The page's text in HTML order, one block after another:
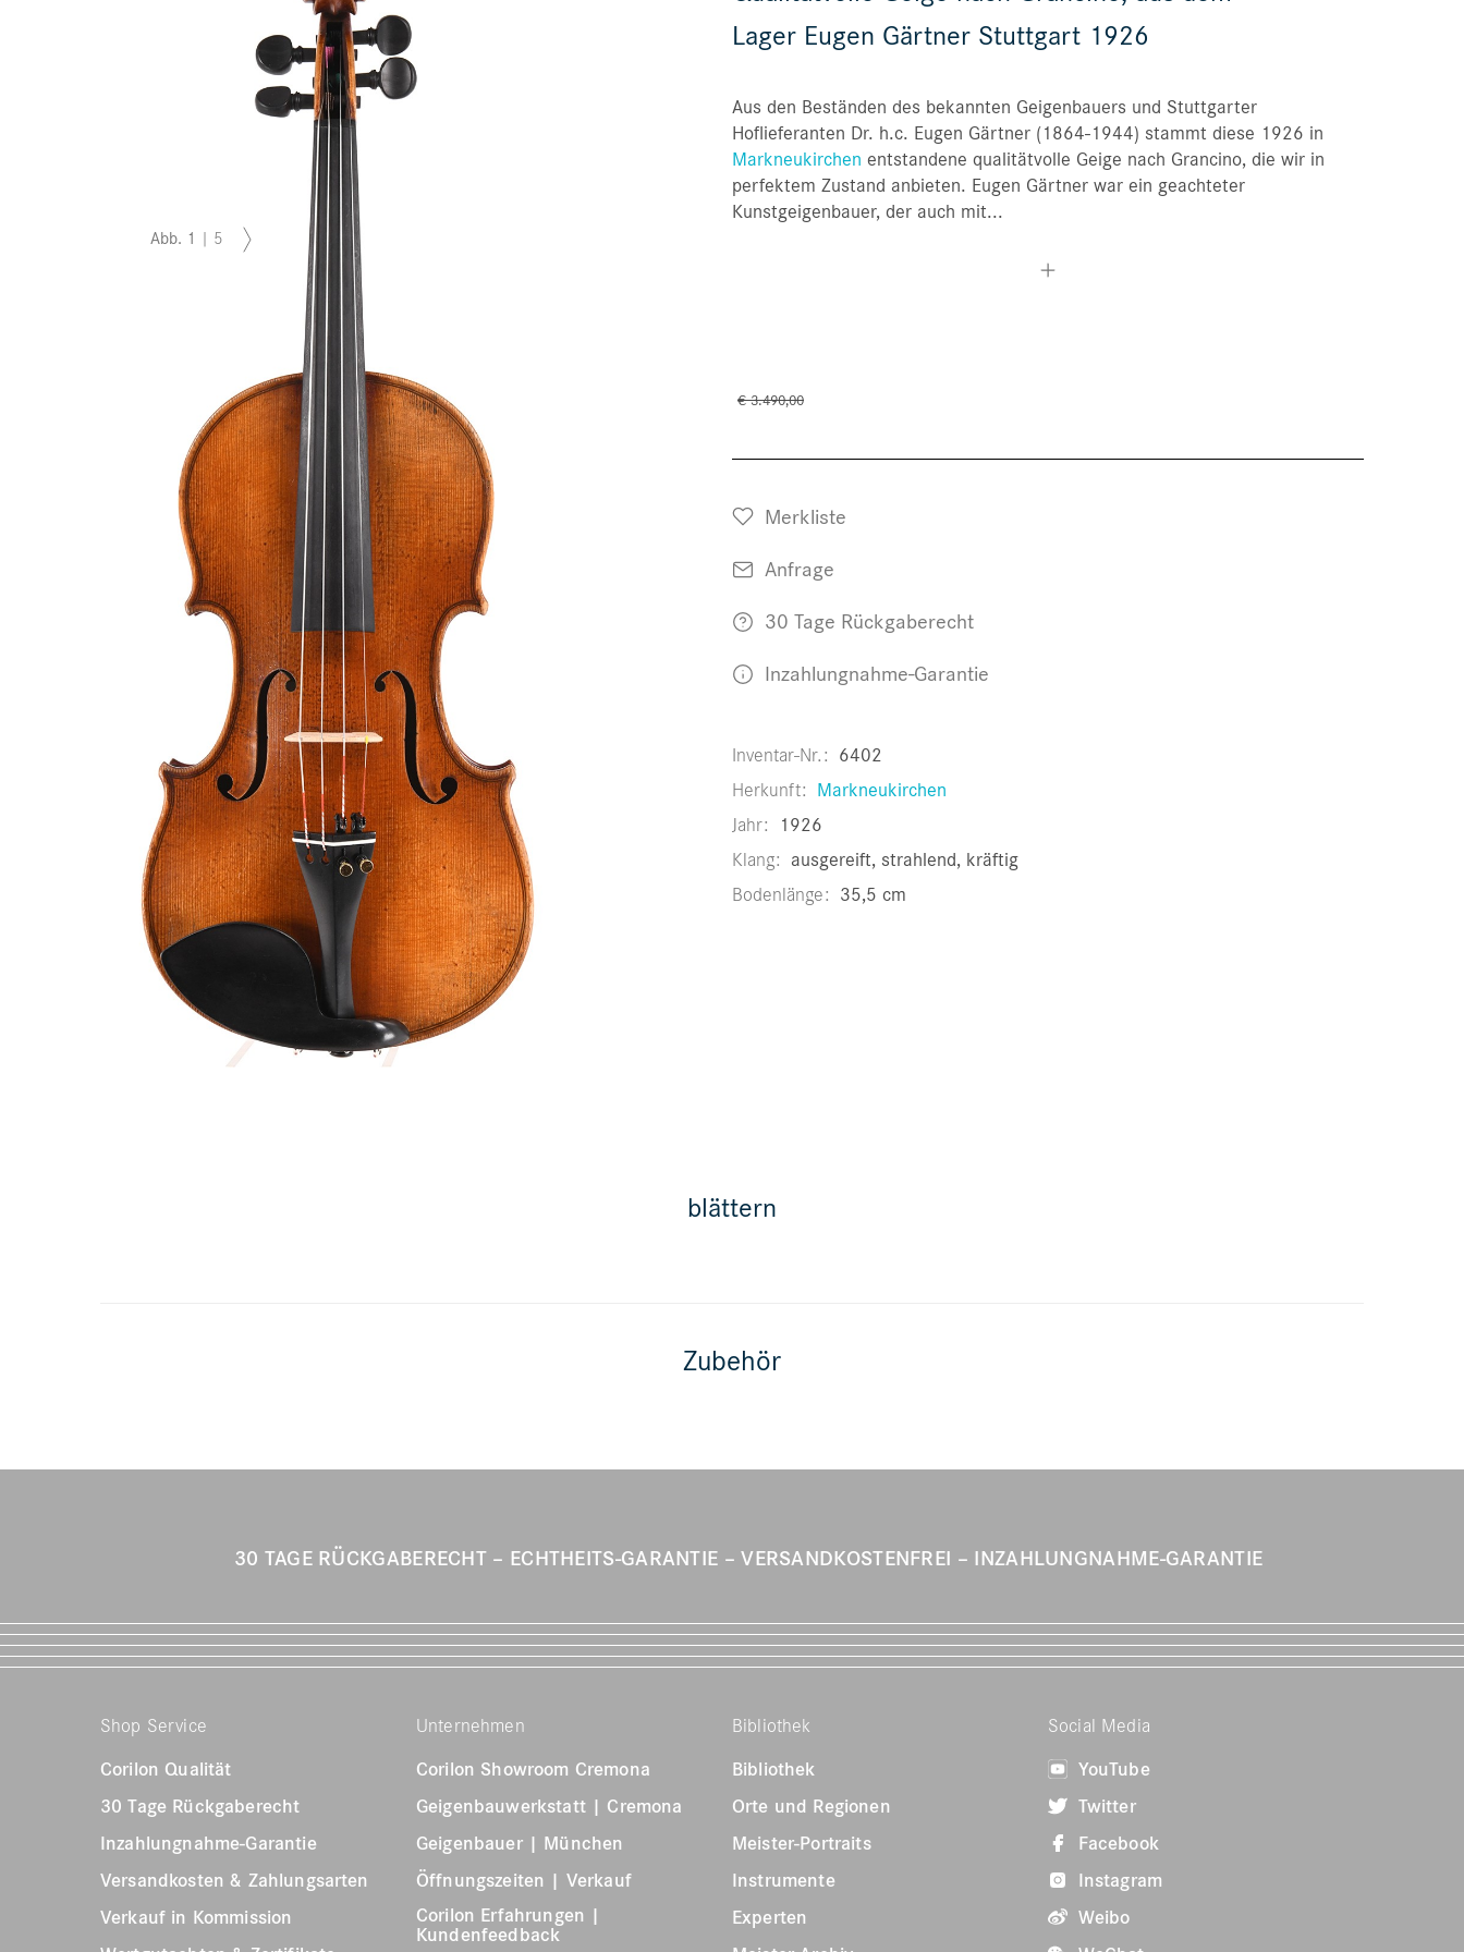
Bestellungen
Lager Eugen Gärtner Stuttgart 1926
Aus den Beständen des bekannten Geigenbauers und Stuttgarter
Hoflieferanten Dr. h.c. Eugen Gärtner (1864-1944) stammt diese 1926 in
Markneukirchen entstandene qualitätvolle Geige nach Grancino, die wir in
perfektem Zustand anbieten. Eugen Gärtner war ein geachteter
Kunstgeigenbauer, der auch mit...
€ 3.490,00
Merkliste
Anfrage
30 Tage Rückgaberecht
Inzahlungnahme-Garantie
Inventar-Nr. 6402
Herkunft Markneukirchen
Jahr
1926
Klang ausgereift, strahlend, kräftig
Bodenlänge 35,5 cm
Abb. 1 | 5
blättern
Zubehör
30 TAGE RÜCKGABERECHT ECHTHEITS-GARANTIE VERSANDKOSTENFREI INZAHLUNGNAHME-GARANTIE
Shop Service
Corilon Qualität
30 Tage Rückgaberecht
Inzahlungnahme-Garantie
Versandkosten & Zahlungsarten
Verkauf in Kommission
Unternehmen
Corilon Showroom Cremona
Geigenbauwerkstatt | Cremona
Geigenbauer | München
Öffnungszeiten | Verkauf
Corilon Erfahrungen |
Kundenfeedback
Bibliothek
Bibliothek
Orte und Regionen
Meister-Portraits
Instrumente
Experten
Social Media
YouTube
Twitter
Facebook
Instagram
Weibo